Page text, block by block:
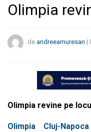
Olimpia
de andreeamuresan |
Olimpia revine pe
Olimpia Cluj-Napoca